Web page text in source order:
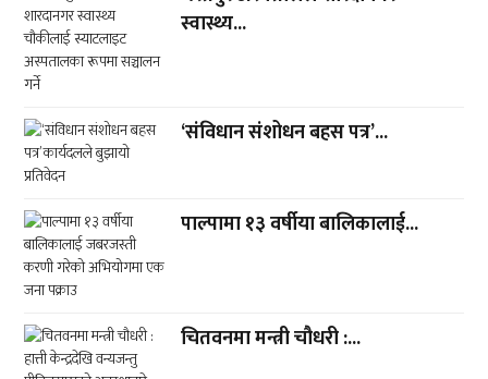
स्वास्थ्य...
‘संविधान संशोधन बहस पत्र’...
पाल्पामा १३ वर्षीया बालिकालाई...
चितवनमा मन्त्री चौधरी :...